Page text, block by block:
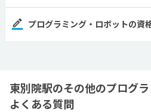
プログラミング・ロボットの資
東別院駅のその他のプログ
よくある質問